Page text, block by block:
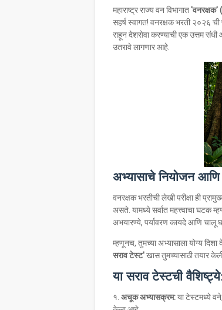
​महाराष्ट्र राज्य वन विभागात'वनरक्षक'
सहर्ष स्वागत! वनरक्षक भरती २०२६
राहून देशसेवा करण्याची एक उत्तम संधी
उतरावे लागणार आहे.
अभ्यासाचे नियोजन आणि
​वनरक्षक भरतीची लेखी परीक्षा ही
असते. यामध्ये सर्वात महत्त्वाचा घटक
अभयारण्ये, पर्यावरण कायदे आणि चालू
​म्हणूनच, तुमच्या अभ्यासाला योग्य दिशा
सराव टेस्ट'खास तुमच्यासाठी तयार
या सराव टेस्टची
​१. अचूक अभ्यासक्रम:या टेस्टमध्ये वने,